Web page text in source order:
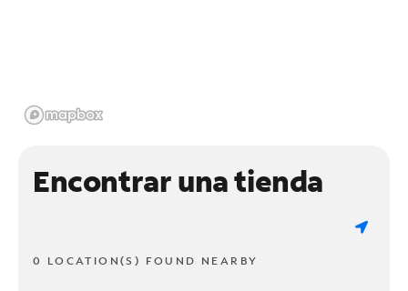
Encontrar una tienda
0 LOCATION(S) FOUND NEARBY